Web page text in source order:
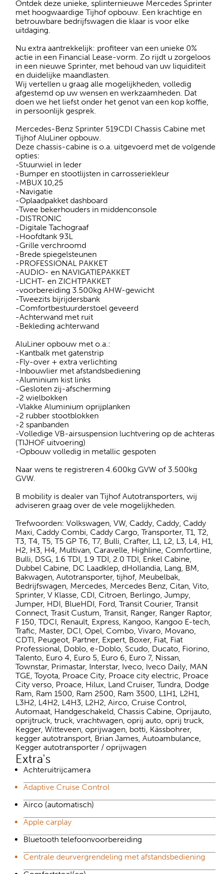
Ontdek deze unieke, splinternieuwe Mercedes Sprinter
met hoogwaardige Tijhof opbouw. Een krachtige en
betrouwbare bedrijfswagen die klaar is voor elke
uitdaging.
Nu extra aantrekkelijk: profiteer van een unieke 0%
actie in een Financial Lease-vorm. Zo rijdt u zorgeloos
in een nieuwe Sprinter, met behoud van uw liquiditeit
en duidelijke maandlasten.
Wij vertellen u graag alle mogelijkheden, volledig
afgestemd op uw wensen en werkzaamheden. Dat
doen we het liefst onder het genot van een kop koffie,
in persoonlijk gesprek.
Mercedes-Benz Sprinter 519CDI Chassis Cabine met
Tijhof AluLiner opbouw.
Deze chassis-cabine is o.a. uitgevoerd met de volgende
opties:
-Stuurwiel in leder
-Bumper en stootlijsten in carrosseriekleur
-MBUX 10,25
-Navigatie
-Oplaadpakket dashboard
-Twee bekerhouders in middenconsole
-DISTRONIC
-Digitale Tachograaf
-Hoofdtank 93L
-Grille verchroomd
-Brede spiegelsteunen
-PROFESSIONAL PAKKET
-AUDIO- en NAVIGATIEPAKKET
-LICHT- en ZICHTPAKKET
-voorbereiding 3.500kg AHW-gewicht
-Tweezits bijrijdersbank
-Comfortbestuurderstoel geveerd
-Achterwand met ruit
-Bekleding achterwand
AluLiner opbouw met o.a.:
-Kantbalk met gatenstrip
-Fly-over + extra verlichting
-Inbouwlier met afstandsbediening
-Aluminium kist links
-Gesloten zij-afscherming
-2 wielbokken
-Vlakke Aluminium oprijplanken
-2 rubber stootblokken
-2 spanbanden
-Volledige VB-airsuspension luchtvering op de achteras
(TIJHOF uitvoering)
-Opbouw volledig in metallic gespoten
Naar wens te registreren 4.600kg GVW of 3.500kg
GVW.
B mobility is dealer van Tijhof Autotransporters, wij
adviseren graag over de vele mogelijkheden.
Trefwoorden: Volkswagen, VW, Caddy, Caddy, Caddy
Maxi, Caddy Combi, Caddy Cargo, Transporter, T1, T2,
T3, T4, T5, T5 GP T6, T7, Bulli, Crafter, L1, L2, L3, L4, H1,
H2, H3, H4, Multivan, Caravelle, Highline, Comfortline,
Bulli, DSG, 1.6 TDI, 1.9 TDI, 2.0 TDI, Enkel Cabine,
Dubbel Cabine, DC Laadklep, dHollandia, Lang, BM,
Bakwagen, Autotransporter, tijhof, Meubelbak,
Bedrijfswagen, Mercedes, Mercedes Benz, Citan, Vito,
Sprinter, V Klasse, CDI, Citroen, Berlingo, Jumpy,
Jumper, HDI, BlueHDI, Ford, Transit Courier, Transit
Connect, Trasit Custum, Transit, Ranger, Ranger Raptor,
F 150, TDCI, Renault, Express, Kangoo, Kangoo E-tech,
Trafic, Master, DCI, Opel, Combo, Vivaro, Movano,
CDTI, Peugeot, Partner, Expert, Boxer, Fiat, Fiat
Professional, Doblo, e-Doblo, Scudo, Ducato, Fiorino,
Talento, Euro 4, Euro 5, Euro 6, Euro 7, Nissan,
Townstar, Primastar, Interstar, Iveco, Iveco Daily, MAN
TGE, Toyota, Proace City, Proace city electric, Proace
City verso, Proace, Hilux, Land Cruiser, Tundra, Dodge
Ram, Ram 1500, Ram 2500, Ram 3500, L1H1, L2H1,
L3H2, L4H2, L4H3, L2H2, Airco, Cruise Control,
Automaat, Handgeschakeld, Chassis Cabine, Oprijauto,
oprijtruck, truck, vrachtwagen, oprij auto, oprij truck,
Kegger, Witteveen, oprijwagen, botti, Kässbohrer,
kegger autotransport, Brian James, Autoambulance,
Kegger autotransporter / oprijwagen
Extra's
Achteruitrijcamera
Adaptive Cruise Control
Airco (automatisch)
Apple carplay
Bluetooth telefoonvoorbereiding
Centrale deurvergrendeling met afstandsbediening